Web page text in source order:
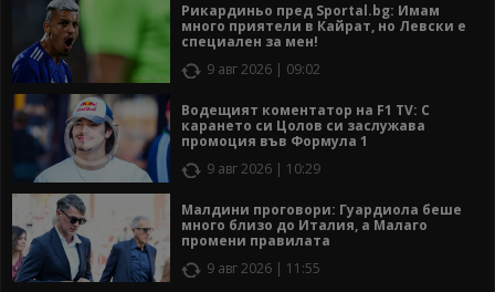
Рикардиньо пред Sportal.bg: Имам
много приятели в Кайрат, но Левски е
специален за мен!
9 авг 2026 | 09:02
Водещият коментатор на F1 TV: С
карането си Цолов си заслужава
промоция във Формула 1
9 авг 2026 | 10:29
Малдини проговори: Гуардиола беше
много близо до Италия, а Малаго
промени правилата
9 авг 2026 | 11:55